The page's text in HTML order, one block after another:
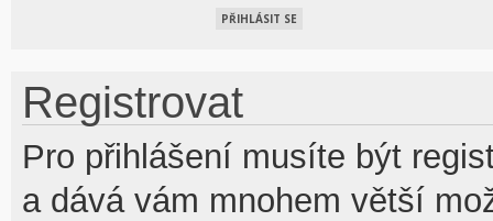
Registrovat
Pro přihlášení musíte být
a dává vám mnohem větší